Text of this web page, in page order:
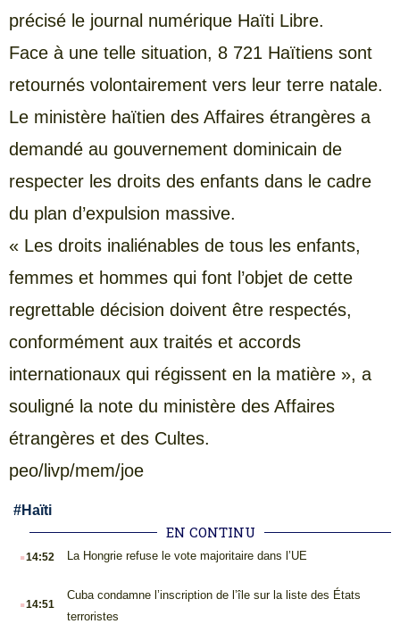
précisé le journal numérique Haïti Libre.
Face à une telle situation, 8 721 Haïtiens sont
retournés volontairement vers leur terre natale.
Le ministère haïtien des Affaires étrangères a
demandé au gouvernement dominicain de
respecter les droits des enfants dans le cadre
du plan d’expulsion massive.
« Les droits inaliénables de tous les enfants,
femmes et hommes qui font l’objet de cette
regrettable décision doivent être respectés,
conformément aux traités et accords
internationaux qui régissent en la matière », a
souligné la note du ministère des Affaires
étrangères et des Cultes.
peo/livp/mem/joe
#Haïti
EN CONTINU
.14:52 La Hongrie refuse le vote majoritaire dans l’UE
.14:51
Cuba condamne l’inscription de l’île sur la liste des États
terroristes